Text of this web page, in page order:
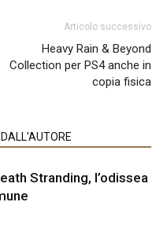
Articolo successivo
Heavy Rain & Beyond
Collection per PS4 anche in
copia fisica
Stranding, l’odissea